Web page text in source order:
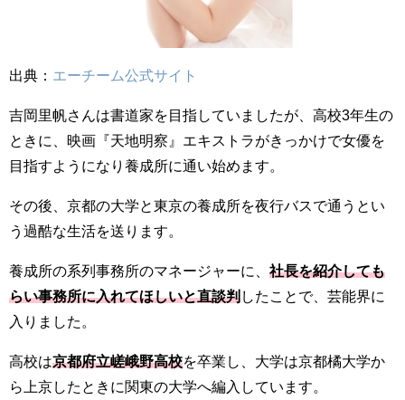
出典： エーチーム公式サイト
吉岡里帆さんは書道家を目指していましたが、高校3年生の
ときに、映画『天地明察』エキストラがきっかけで女優を
目指すようになり養成所に通い始めます。
その後、京都の大学と東京の養成所を夜行バスで通うとい
う過酷な生活を送ります。
養成所の系列事務所のマネージャーに、 社長を紹介しても
らい事務所に入れてほしいと直談判したことで、芸能界に
入りました。
高校は京都府立嵯峨野高校を卒業し、大学は京都橘大学か
ら上京したときに関東の大学へ編入しています。